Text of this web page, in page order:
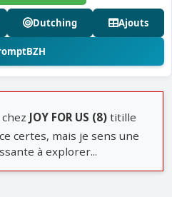
Dutching Ajouts
JOY FOR US (8) titille
certes, mais je sens une
à explorer...